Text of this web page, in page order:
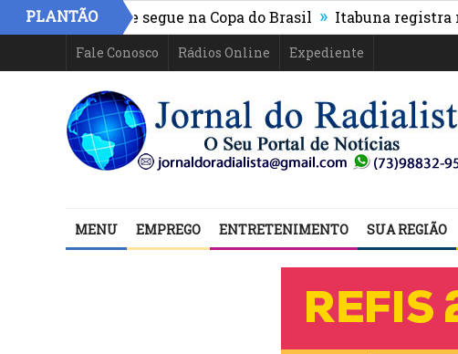
PLANTÃO
PR e segue na Copa do Brasil » Itabuna registra maior
Fale Conosco Rádios Online Expediente
MENU EMPREGO ENTRETENIMENTO SUA REGIÃO